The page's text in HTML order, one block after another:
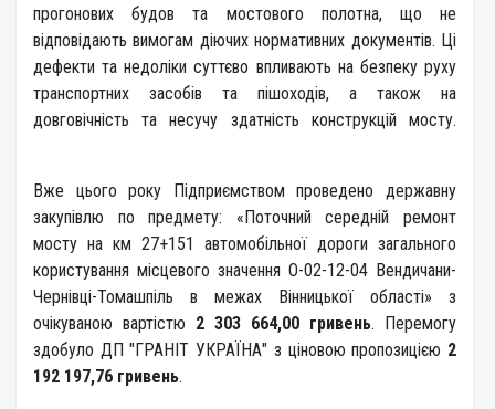
прогонових будов та мостового полотна, що не
відповідають вимогам діючих нормативних документів. Ці
дефекти та недоліки суттєво впливають на безпеку руху
транспортних засобів та пішоходів, а також на
довговічність та несучу здатність конструкцій мосту.
Вже цього року Підприємством проведено державну
закупівлю по предмету: «Поточний середній ремонт
мосту на км 27+151 автомобільної дороги загального
користування місцевого значення О-02-12-04 Вендичани-
Чернівці-Томашпіль в межах Вінницької області» з
очікуваною вартістю 2 303 664,00 гривень. Перемогу
здобуло ДП "ГРАНІТ УКРАЇНА" з ціновою пропозицією 2
192 197,76 гривень.